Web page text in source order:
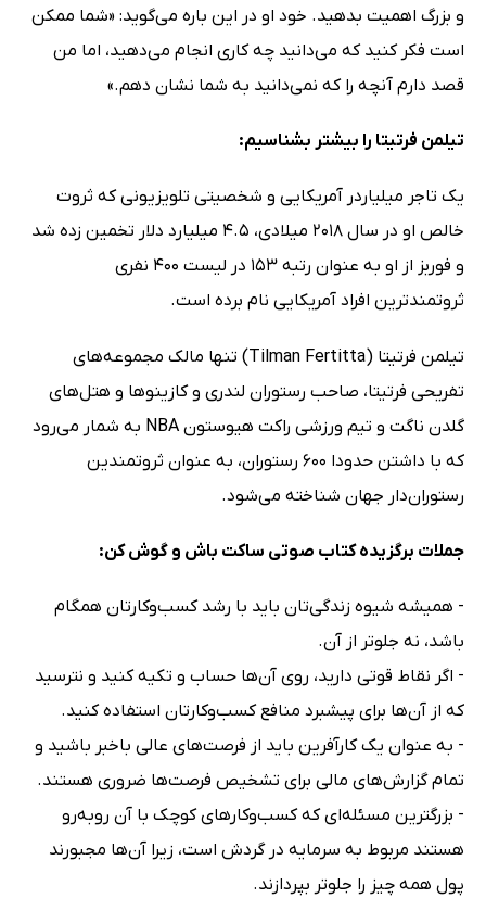
و بزرگ اهمیت بدهید. خود او در این باره می‌گوید: «شما ممکن
است فکر کنید که می‌دانید چه کاری انجام می‌دهید، اما من
قصد دارم آنچه را که نمی‌دانید به شما نشان دهم.»
تیلمن فرتیتا را بیشتر بشناسیم:
یک تاجر میلیاردر آمریکایی و شخصیتی تلویزیونی که ثروت
خالص او در سال 2018 میلادی، 4.5 میلیارد دلار تخمین زده شد
و فوربز از او به عنوان رتبه 153 در لیست 400 نفری
ثروتمندترین افراد آمریکایی نام برده است.
تیلمن فرتیتا (Tilman Fertitta) تنها مالک مجموعه‌هاى
تفریحى فرتیتا، صاحب رستوران لندرى و کازینوها و هتل‌هاى
گلدن ناگت و تیم ورزشى راکت هیوستون NBA به شمار می‌رود
که با داشتن حدودا 600 رستوران، به عنوان ثروتمندین
رستوران‌دار جهان شناخته می‌شود.
جملات برگزیده کتاب صوتی ساکت باش و گوش کن:
- همیشه شیوه زندگى‏‌تان باید با رشد کسب‌وکارتان همگام
باشد، نه جلوتر از آن.
- اگر نقاط قوتى دارید، روى آن‌ها حساب و تکیه کنید و نترسید
که از آن‏‌ها براى پیشبرد منافع کسب‌وکارتان استفاده کنید.
- به عنوان یک کارآفرین باید از فرصت‏‌هاى عالى باخبر باشید و
تمام گزارش‌‏هاى مالى براى تشخیص فرصت‌‏ها ضرورى هستند.
- بزرگ‏ترین مسئله‌‏اى که کسب‌وکارهاى کوچک با آن روبه‌رو
هستند مربوط به سرمایه در گردش است، زیرا آن‌ها مجبورند
پول همه چیز را جلوتر بپردازند.